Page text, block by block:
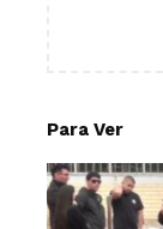
Para Ver